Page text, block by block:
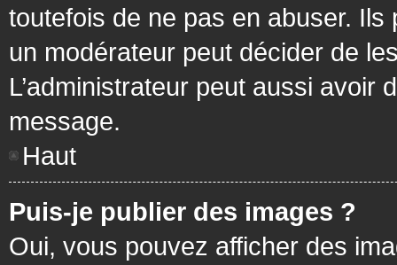
toutefois de ne pas en abuser.
un modérateur peut décider de
L’administrateur peut aussi avoir
message.
Haut
Puis-je publier des images ?
Oui, vous pouvez afficher des